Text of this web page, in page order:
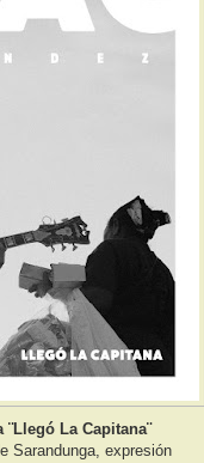
La Capitana¨
Sarandunga, expresión